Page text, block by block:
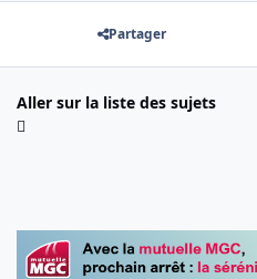
Partager
Aller sur la liste des sujets